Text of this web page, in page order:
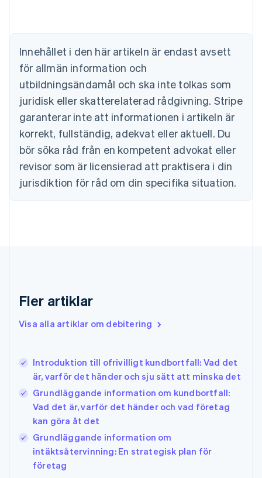
Innehållet i den här artikeln är endast avsett
för allmän information och
utbildningsändamål och ska inte tolkas som
juridisk eller skatterelaterad rådgivning. Stripe
garanterar inte att informationen i artikeln är
korrekt, fullständig, adekvat eller aktuell. Du
bör söka råd från en kompetent advokat eller
revisor som är licensierad att praktisera i din
jurisdiktion för råd om din specifika situation.
Fler artiklar
Visa alla artiklar om debitering
Introduktion till ofrivilligt kundbortfall: Vad det
är, varför det händer och sju sätt att minska det
Grundläggande information om kundbortfall:
Vad det är, varför det händer och vad företag
kan göra åt det
Grundläggande information om
intäktsåtervinning: En strategisk plan för
företag
Brasilien
Bulgarien
English
Cypern
English
Danmark
English
English
Fastlandskina
简体中文 English
Finland
EnglishSvenska
English
English简体中文
Irland
Italien
Italiano English
Japan
English
Kanada
EnglishFrançais
Kroatien
EnglishItaliano